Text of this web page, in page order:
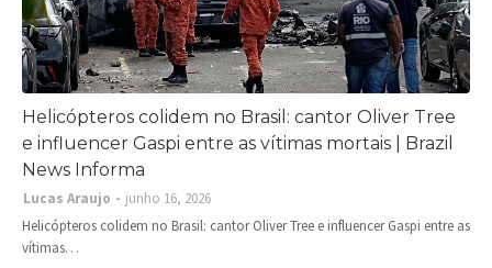
Helicópteros colidem no Brasil: cantor Oliver Tree
e influencer Gaspi entre as vítimas mortais | Brazil
News Informa
Lucas Araujo
junho 16, 2026
Helicópteros colidem no Brasil: cantor Oliver Tree e influencer Gaspi entre as
vítimas…